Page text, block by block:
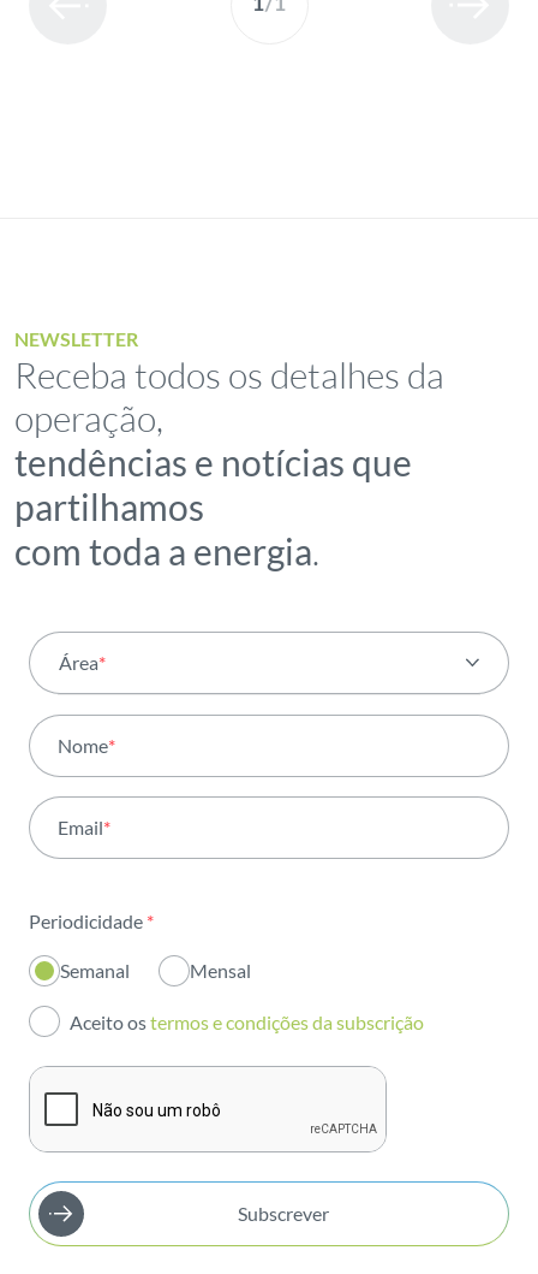
1/1
NEWSLETTER
Receba todos os detalhes da
operação,
tendências e notícias que
partilhamos
com toda a energia.
Área*
Atividade
Institucional
Inovação
Investidores
Publicações
Nome*
Email*
Periodicidade *
Semanal Mensal
Aceito ostermos e condições da subscrição
Subscrever